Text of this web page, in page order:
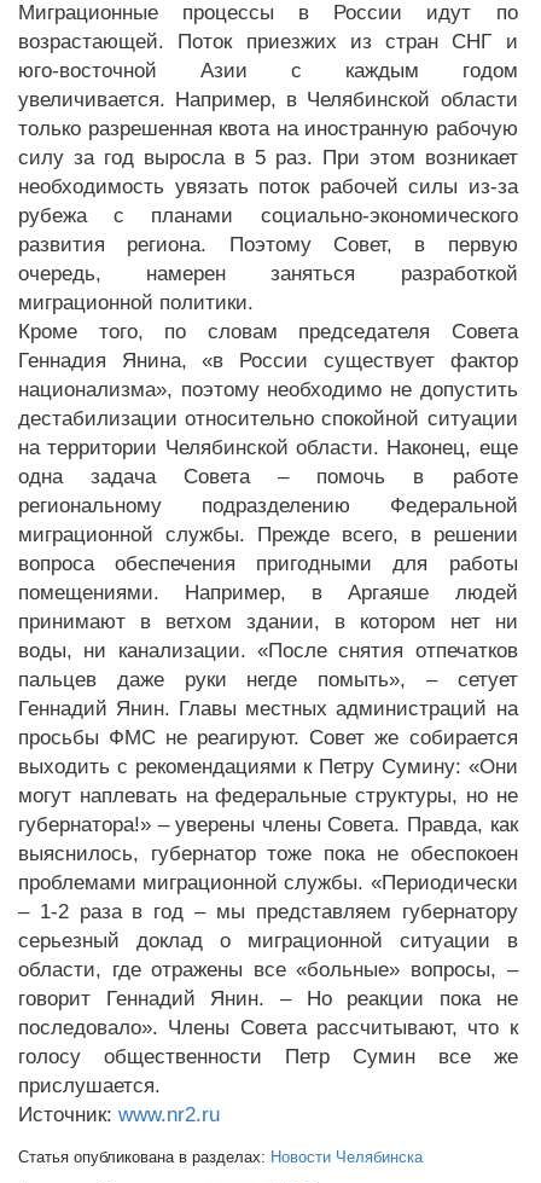
Миграционные процессы в России идут по
возрастающей. Поток приезжих из стран СНГ и
юго-восточной Азии с каждым годом
увеличивается. Например, в Челябинской области
только разрешенная квота на иностранную рабочую
силу за год выросла в 5 раз. При этом возникает
необходимость увязать поток рабочей силы из-за
рубежа с планами социально-экономического
развития региона. Поэтому Совет, в первую
очередь, намерен заняться разработкой
миграционной политики.
Кроме того, по словам председателя Совета
Геннадия Янина, «в России существует фактор
национализма», поэтому необходимо не допустить
дестабилизации относительно спокойной ситуации
на территории Челябинской области. Наконец, еще
одна задача Совета – помочь в работе
региональному подразделению Федеральной
миграционной службы. Прежде всего, в решении
вопроса обеспечения пригодными для работы
помещениями. Например, в Аргаяше людей
принимают в ветхом здании, в котором нет ни
воды, ни канализации. «После снятия отпечатков
пальцев даже руки негде помыть», – сетует
Геннадий Янин. Главы местных администраций на
просьбы ФМС не реагируют. Совет же собирается
выходить с рекомендациями к Петру Сумину: «Они
могут наплевать на федеральные структуры, но не
губернатора!» – уверены члены Совета. Правда, как
выяснилось, губернатор тоже пока не обеспокоен
проблемами миграционной службы. «Периодически
– 1-2 раза в год – мы представляем губернатору
серьезный доклад о миграционной ситуации в
области, где отражены все «больные» вопросы, –
говорит Геннадий Янин. – Но реакции пока не
последовало». Члены Совета рассчитывают, что к
голосу общественности Петр Сумин все же
прислушается.
Источник: www.nr2.ru
Статья опубликована в разделах: Новости Челябинска